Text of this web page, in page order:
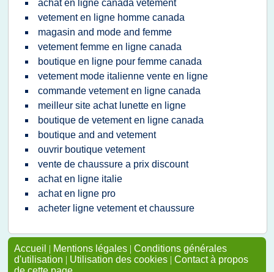
achat en ligne canada vetement
vetement en ligne homme canada
magasin and mode and femme
vetement femme en ligne canada
boutique en ligne pour femme canada
vetement mode italienne vente en ligne
commande vetement en ligne canada
meilleur site achat lunette en ligne
boutique de vetement en ligne canada
boutique and and vetement
ouvrir boutique vetement
vente de chaussure a prix discount
achat en ligne italie
achat en ligne pro
acheter ligne vetement et chaussure
Accueil | Mentions légales | Conditions générales
d'utilisation | Utilisation des cookies | Contact à propos